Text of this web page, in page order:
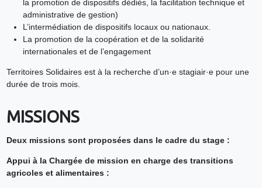
la promotion de dispositifs dédiés, la facilitation technique et
administrative de gestion)
L’intermédiation de dispositifs locaux ou nationaux.
La promotion de la coopération et de la solidarité
internationales et de l’engagement
Territoires Solidaires est à la recherche d’un·e stagiair·e pour une
durée de trois mois.
MISSIONS
Deux missions sont proposées dans le cadre du stage :
Appui à la Chargée de mission en charge des transitions
agricoles et alimentaires :